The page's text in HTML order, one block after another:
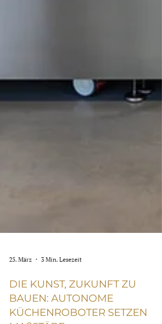
25. März 3 Min. Lesezeit
DIE KUNST, ZUKUNFT ZU